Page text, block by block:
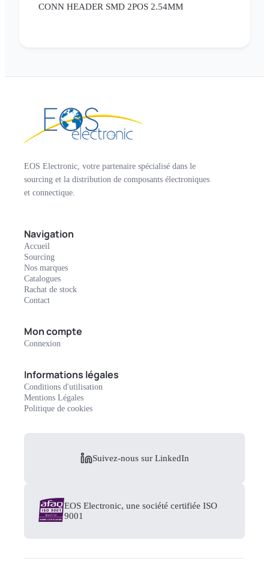
CONN HEADER SMD 2POS 2.54MM
EOS Electronic, votre partenaire spécialisé dans le
sourcing et la distribution de composants électroniques
et connectique.
Navigation
Accueil
Sourcing
Nos marques
Catalogues
Rachat de stock
Contact
Mon compte
Connexion
Informations légales
Conditions d'utilisation
Mentions Légales
Politique de cookies
Suivez-nous sur LinkedIn
EOS Electronic, une société certifiée ISO
9001